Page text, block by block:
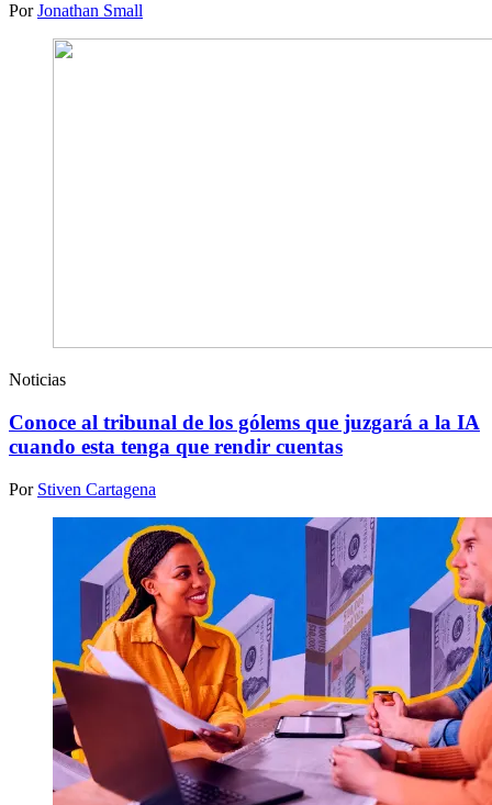
PorJonathan Small
Noticias
Conoce al tribunal de los gólems que juzgará a la IA
cuando esta tenga que rendir cuentas
Por Stiven Cartagena